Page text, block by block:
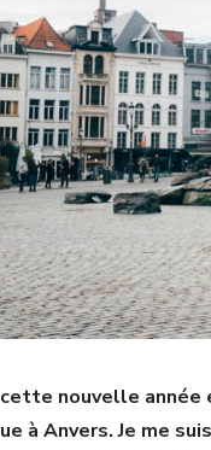
nouvelle année
à Anvers. Je me